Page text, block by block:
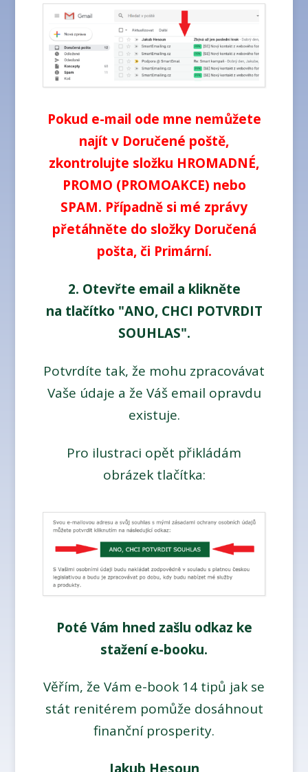
Pokud e-mail ode mne nemůžete
najít v Doručené poště,
zkontrolujte složku HROMADNÉ,
PROMO (PROMOAKCE) nebo
SPAM. Případně si mé zprávy
přetáhněte do složky Doručená
pošta, či Primární.
2. Otevřte email a klikněte
na tlačítko "ANO, CHCI POTVRDIT
SOUHLAS".
Potvrdíte tak, že mohu zpracovávat
Vaše údaje a že Váš email opravdu
existuje.
Pro ilustraci opět přikládám
obrázek tlačítka:
Poté Vám hned zašlu odkaz ke
stažení e-booku.
Věřím, že Vám e-book 14 tipů jak se
stát renitérem pomůže dosáhnout
finanční prosperity.